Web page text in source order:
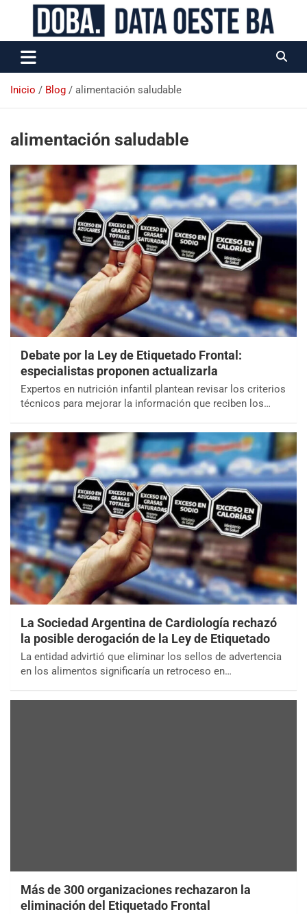
Data Oeste BA
Inicio Blog alimentación saludable
alimentación saludable
Debate por la Ley de Etiquetado Frontal:
especialistas proponen actualizarla
Expertos en nutrición infantil plantean revisar los criterios
técnicos para mejorar la información que reciben los…
La Sociedad Argentina de Cardiología rechazó
la posible derogación de la Ley de Etiquetado
La entidad advirtió que eliminar los sellos de advertencia
en los alimentos significaría un retroceso en…
Más de 300 organizaciones rechazaron la
eliminación del Etiquetado Frontal